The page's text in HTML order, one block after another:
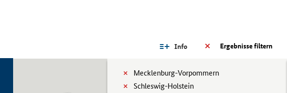
Ergebnisse filtern
Info
Mecklenburg-Vorpommern
Schleswig-Holstein